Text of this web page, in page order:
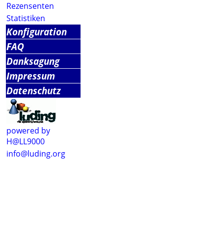
Rezensenten
Statistiken
Konfiguration
FAQ
Danksagung
Impressum
Datenschutz
powered by
H@LL9000
info@luding.org